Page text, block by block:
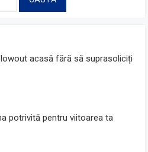
acasă fără să suprasoliciți
potrivită pentru viitoarea ta